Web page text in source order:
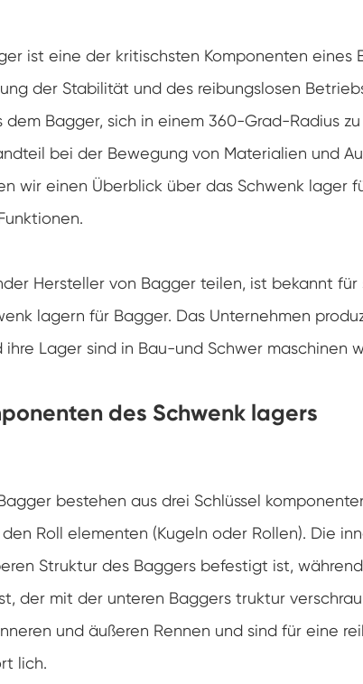
Wurm gang
ist eine der kritischsten Komponenten eines
der Stabilität und des reibungslosen
Bagger, sich in einem 360-Grad-Radius
bei der Bewegung von Materialien und
wir einen Überblick über das Schwenk lager
Hersteller von Bagger teilen, ist bekannt
lagern für Bagger. Das Unternehmen
ihre Lager sind in Bau-und Schwer maschinen
des Schwenk lagers
bestehen aus drei Schlüssel
Roll elementen (Kugeln oder Rollen). Die
Struktur des Baggers befestigt ist,
der mit der unteren Baggers truktur
und äußeren Rennen und sind für eine
lich.